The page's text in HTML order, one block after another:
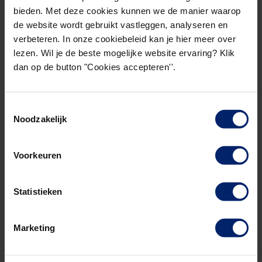
bieden. Met deze cookies kunnen we de manier waarop
de website wordt gebruikt vastleggen, analyseren en
verbeteren. In onze cookiebeleid kan je hier meer over
lezen. Wil je de beste mogelijke website ervaring? Klik
dan op de button "Cookies accepteren''.
Noodzakelijk
Voorkeuren
Statistieken
Marketing
beschikbaar moet komen en de structuur van de
informatievoorziening bepaalt hoe dit gebeurt. Het
bedrijfsproces zorgt ervoor dat de resultaten van
resultaten worden weergegeven in het business
te anticiperen. Kortom voordat de implementatie
start moet de controller een goed beeld hebben
managementcontrolraamwerk, zodat deze